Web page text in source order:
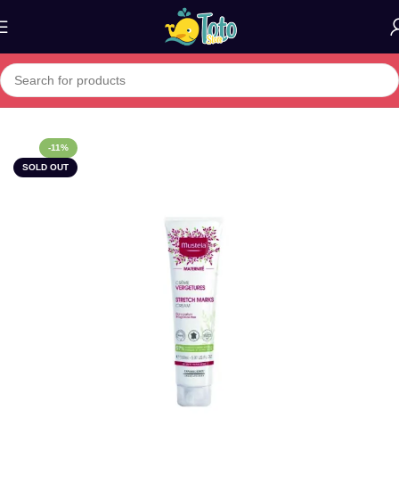
Home»Boutique»Mustela Creme Prevention Vergetures 150ML
-11%
SOLD OUT